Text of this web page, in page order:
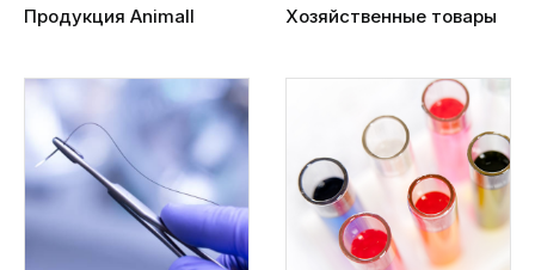
Продукция Animall Хозяйственные товары